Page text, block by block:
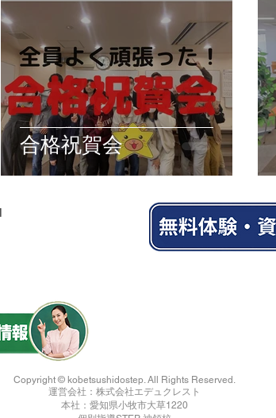
合格祝賀会
Copyright © kobetsushidostep. All Rights Reserved.
運営会社：株式会社エデュクレスト
本社：愛知県小牧市大草1220